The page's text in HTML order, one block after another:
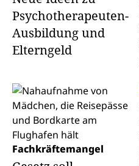
Psychotherapeuten-
Ausbildung und
Elterngeld
Fachkräftemangel